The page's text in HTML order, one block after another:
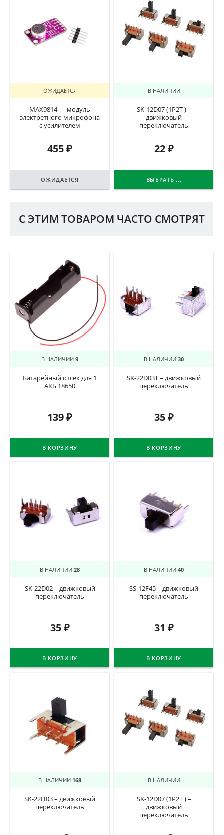
ОЖИДАЕТСЯ
MAX9814 — модуль
электретного микрофона
с усилителем
455₽
ОЖИДАЕТСЯ
В НАЛИЧИИ
SK-12D07 (1P2T ) –
движковый
переключатель
22₽
ВЫБРАТЬ ...
С ЭТИМ ТОВАРОМ ЧАСТО СМОТРЯТ
В НАЛИЧИИ 9
Батарейный отсек для 1
АКБ 18650
139₽
В КОРЗИНУ
В НАЛИЧИИ 30
SK-22D03T – движковый
переключатель
35₽
В КОРЗИНУ
В НАЛИЧИИ 28
SK-22D02 – движковый
переключатель
35₽
В КОРЗИНУ
В НАЛИЧИИ 40
SS-12F45 – движковый
переключатель
31 ₽
В КОРЗИНУ
В НАЛИЧИИ 168
SK-22H03 – движковый
переключатель
В НАЛИЧИИ
SK-12D07 (1P2T ) –
движковый
переключатель